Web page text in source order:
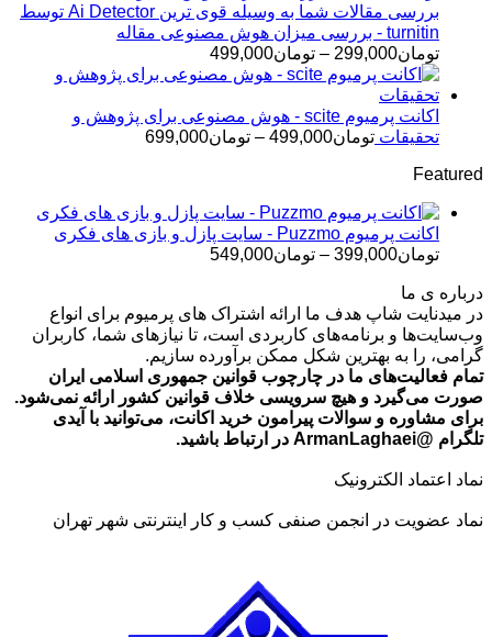
تا
تومان499,000
بررسی مقالات شما به وسیله قوی ترین Ai Detector توسط
turnitin - بررسی میزان هوش مصنوعی مقاله
تومان299,000
– تومان499,000محدوده
قیمت:
تا
تومان499,000
اکانت پرمیوم scite - هوش مصنوعی برای پژوهش و
تحقیقات تومان499,000
– تومان699,000محدوده
تومان699,000
Featured
اکانت پرمیوم Puzzmo - سایت پازل و بازی های فکری
تومان399,000
– تومان549,000
تا
تومان549,000
درباره ی ما
در میدنایت شاپ هدف ما ارائه اشتراک های پرمیوم برای انواع
وب‌سایت‌ها و برنامه‌های کاربردی است، تا نیازهای شما، کاربران
گرامی، را به بهترین شکل ممکن برآورده سازیم.
تمام فعالیت‌های ما در چارچوب قوانین جمهوری اسلامی ایران
صورت می‌گیرد و هیچ سرویسی خلاف قوانین کشور ارائه نمی‌شود.
برای مشاوره و سوالات پیرامون خرید اکانت، می‌توانید با آیدی
تلگرام @ArmanLaghaei در ارتباط باشید.
نماد اعتماد الکترونیک
نماد عضویت در انجمن صنفی کسب و کار اینترنتی شهر تهران